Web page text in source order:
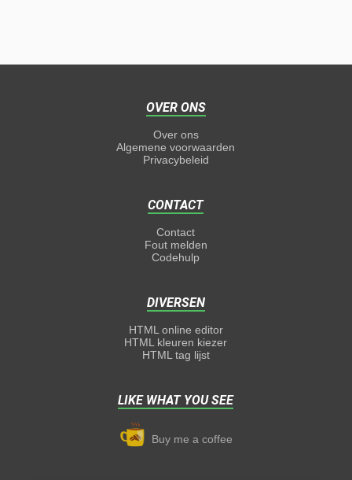
OVER ONS
Over ons
Algemene voorwaarden
Privacybeleid
CONTACT
Contact
Fout melden
Codehulp
DIVERSEN
HTML online editor
HTML kleuren kiezer
HTML tag lijst
LIKE WHAT YOU SEE
Buy me a coffee